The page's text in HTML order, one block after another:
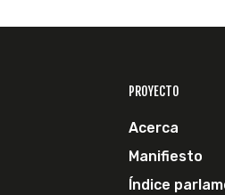
PROYECTO
Acerca
Manifiesto
Índice